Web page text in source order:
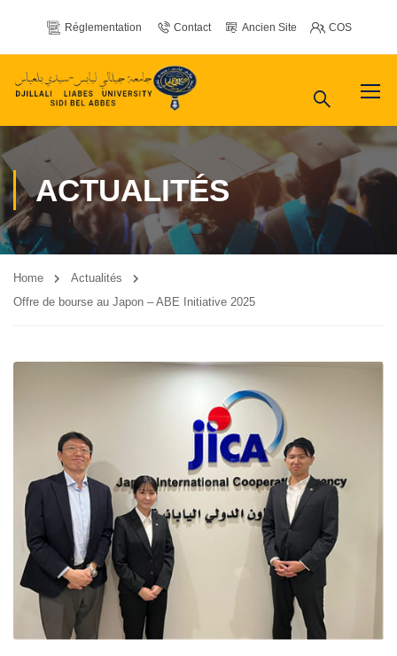
Réglementation Contact Ancien Site COS
ACTUALITÉS
Home
Actualités
Offre de bourse au Japon – ABE Initiative 2025